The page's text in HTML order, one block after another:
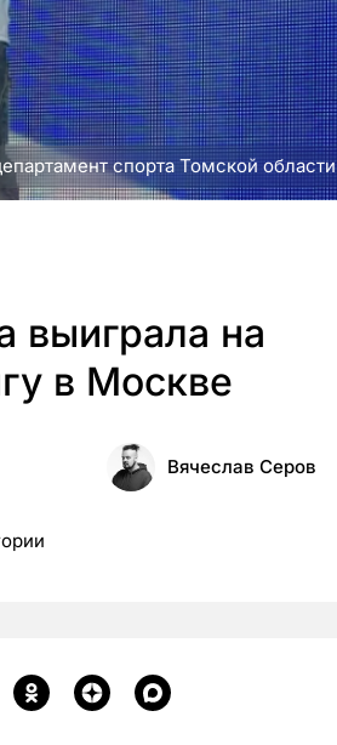
спорта Томской области
выиграла на
в Москве
Вячеслав Серов